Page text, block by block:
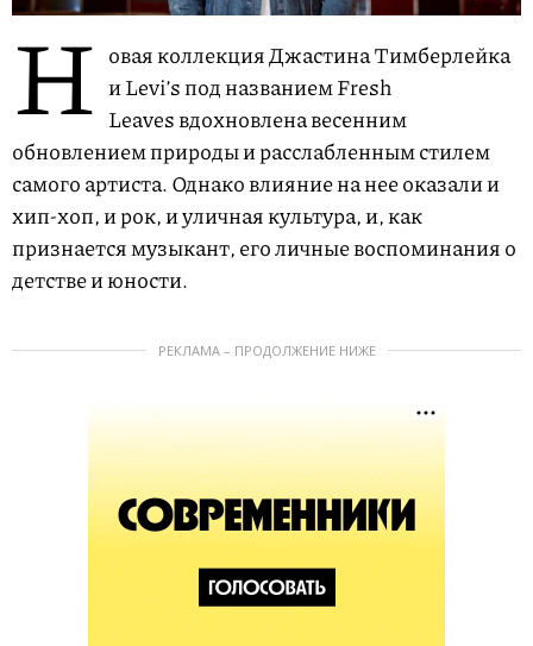
Н овая коллекция Джастина Тимберлейка
и Levi’s под названием Fresh
Leaves вдохновлена весенним
обновлением природы и расслабленным стилем
самого артиста. Однако влияние на нее оказали и
хип-хоп, и рок, и уличная культура, и, как
признается музыкант, его личные воспоминания о
детстве и юности.
РЕКЛАМА – ПРОДОЛЖЕНИЕ НИЖЕ